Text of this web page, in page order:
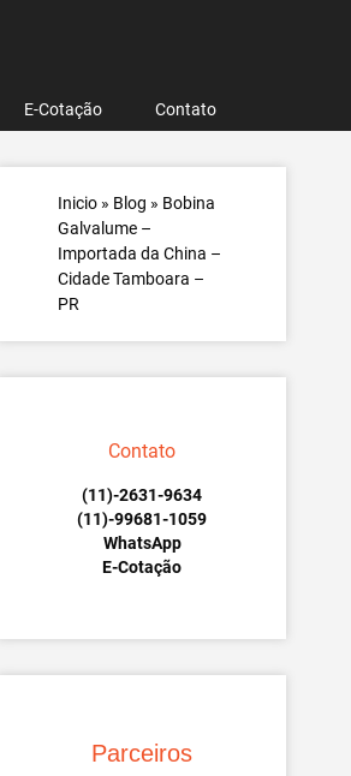
E-Cotação Contato
Inicio » Blog » Bobina
Galvalume –
Importada da China –
Cidade Tamboara –
PR
Contato
(11)-2631-9634
(11)-99681-1059
WhatsApp
E-Cotação
Parceiros